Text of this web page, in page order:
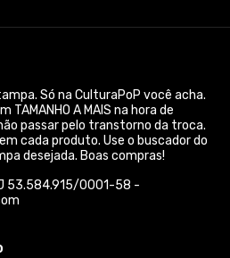
Só na CulturaPoP você acha.
TAMANHO A MAIS na hora de
passar pelo transtorno da troca.
em cada produto. Use o buscador do
desejada. Boas compras!
53.584.915/0001-58 -